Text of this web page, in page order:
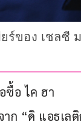
ร์ของ เชลซี
ซื้อ ไค ฮา
ก “ดิ แอธเล